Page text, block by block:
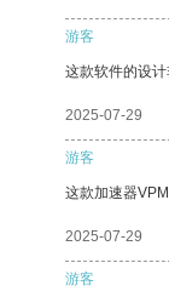
游客
这款软件的设计
2025-07-29
游客
这款加速器
2025-07-29
游客